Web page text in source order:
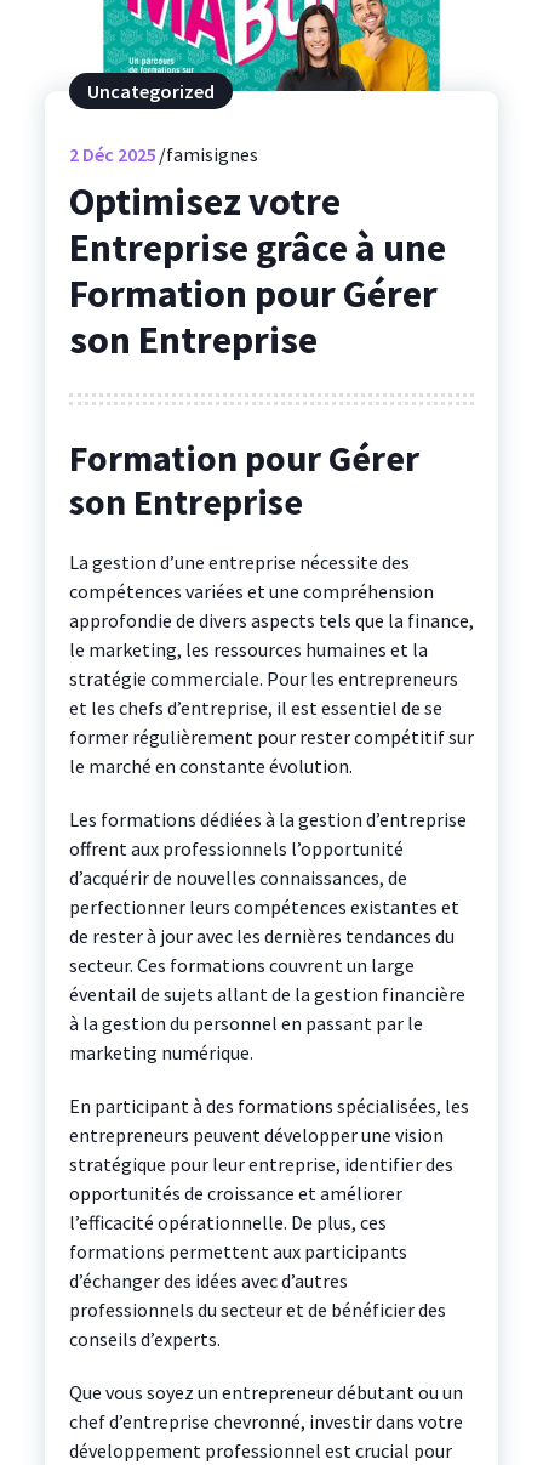
Uncategorized
2Déc 2025 famisignes
Optimisez votre
Entreprise grâce à une
Formation pour Gérer
son Entreprise
Formation pour Gérer
son Entreprise
La gestion d’une entreprise nécessite des
compétences variées et une compréhension
approfondie de divers aspects tels que la finance,
le marketing, les ressources humaines et la
stratégie commerciale. Pour les entrepreneurs
et les chefs d’entreprise, il est essentiel de se
former régulièrement pour rester compétitif sur
le marché en constante évolution.
Les formations dédiées à la gestion d’entreprise
offrent aux professionnels l’opportunité
d’acquérir de nouvelles connaissances, de
perfectionner leurs compétences existantes et
de rester à jour avec les dernières tendances du
secteur. Ces formations couvrent un large
éventail de sujets allant de la gestion financière
à la gestion du personnel en passant par le
marketing numérique.
En participant à des formations spécialisées, les
entrepreneurs peuvent développer une vision
stratégique pour leur entreprise, identifier des
opportunités de croissance et améliorer
l’efficacité opérationnelle. De plus, ces
formations permettent aux participants
d’échanger des idées avec d’autres
professionnels du secteur et de bénéficier des
conseils d’experts.
Que vous soyez un entrepreneur débutant ou un
chef d’entreprise chevronné, investir dans votre
développement professionnel est crucial pour